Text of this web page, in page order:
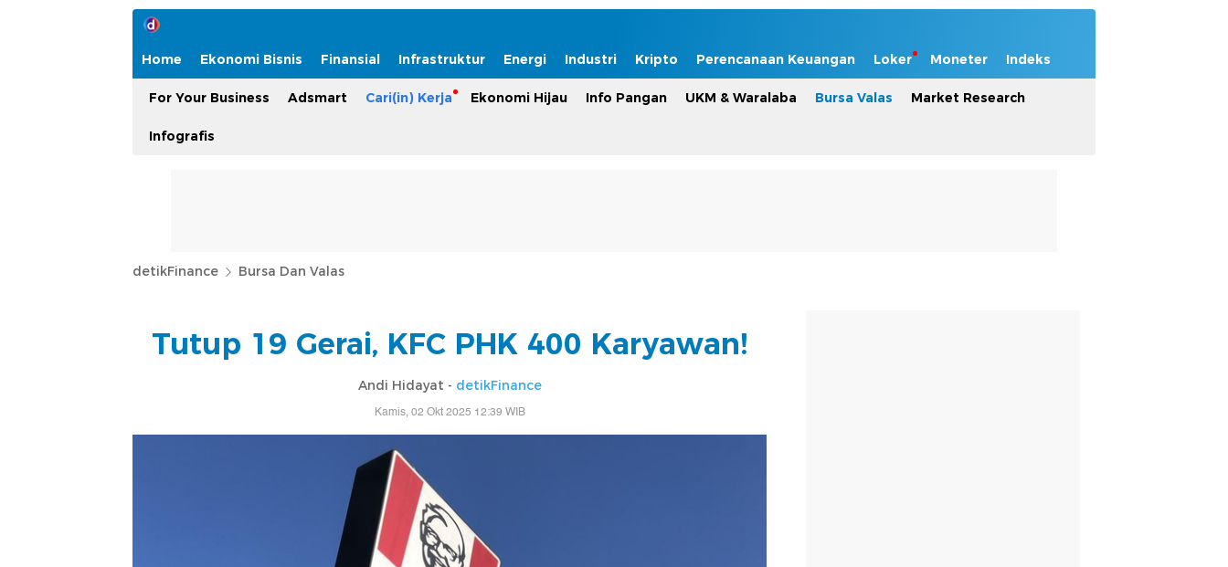
Home Ekonomi Bisnis Finansial Infrastruktur Energi Industri Kripto Perencanaan Keuangan Loker Moneter Indeks
For Your Business Adsmart Cari(in) Kerja Ekonomi Hijau Info Pangan UKM & Waralaba Bursa Valas Market Research
Infografis
detikFinance Bursa Dan Valas
Tutup 19 Gerai, KFC PHK 400 Karyawan!
Andi Hidayat - detikFinance
Kamis, 02 Okt 2025 12:39 WIB